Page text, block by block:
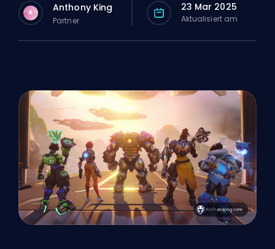
A Anthony King
Partner
23 Mar 2025
Aktualisiert am